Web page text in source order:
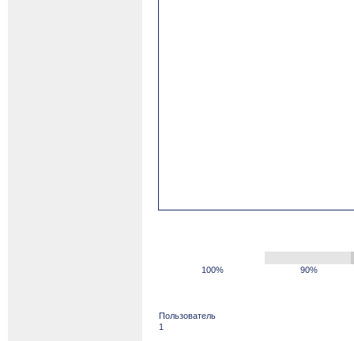
100% 90%
Пользователь
1